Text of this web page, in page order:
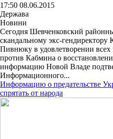
17:50 08.06.2015
Держава
Новини
Сегодня Шевченковский
скандальному экс-
Пивнюку в удовлетворении всех
против Кабмина о
информацию Новой Владе
Информационного...
Информацию о предательстве
спрятать от народа